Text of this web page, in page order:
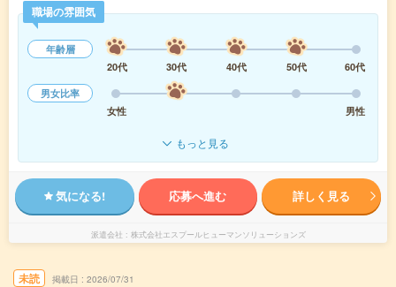
職場の雰囲気
年齢層
20代
30代 40代 50代
60代
男女比率
女性
男性
もっと見る
気になる! 応募へ進む 詳しく見る
派遣会社 株式会社エスプールヒューマンソリューションズ
未読 掲載日 2026/07/31